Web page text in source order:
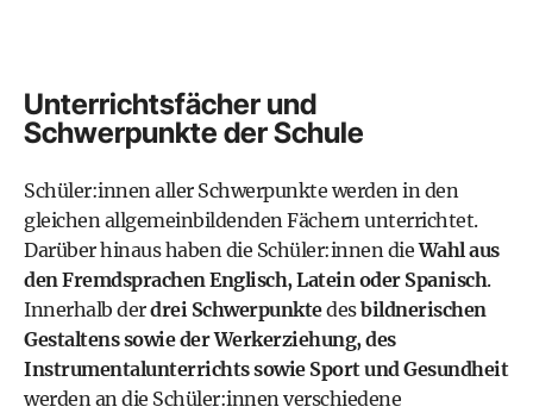
Unterrichtsfächer und
Schwerpunkte der Schule
Schüler:innen aller Schwerpunkte werden in den
gleichen allgemeinbildenden Fächern unterrichtet.
Darüber hinaus haben die Schüler:innen dieWahl aus
den Fremdsprachen Englisch, Latein oder Spanisch.
Innerhalb derdrei Schwerpunktedesbildnerischen
Gestaltens sowie der Werkerziehung, des
Instrumentalunterrichts sowie Sport und Gesundheit
werden an die Schüler:innen verschiedene